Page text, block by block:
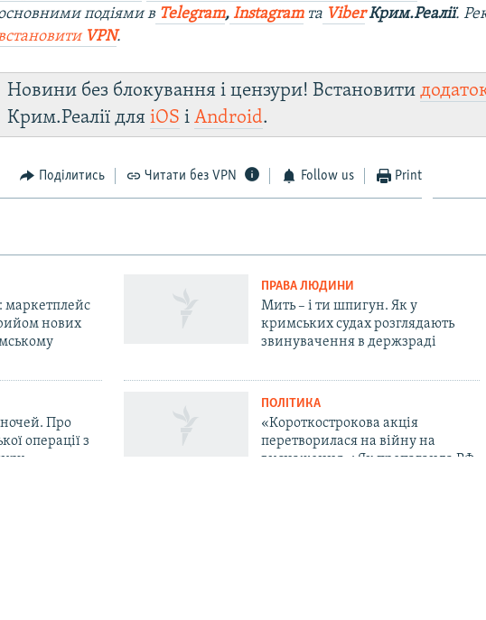
подіями в Telegram, Instagramта ViberКрим.Реалії.
VPN.
Новини без блокування і цензури! Встановити
Крим.Реалії дляiOS іAndroid.
Поділитись Читати без VPN Follow us Print
маркетплейс
нових
ПРАВА ЛЮДИНИ
Мить – і ти шпигун. Як у
кримських судах розглядають
звинувачення в держзраді
Про
операції з
ПОЛІТИКА
«Короткострокова акція
перетворилася на війну на
виснаження»: Як пропаганда РФ